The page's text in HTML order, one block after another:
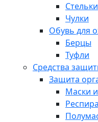
Стельки
Чулки
Обувь для
Берцы
Туфли
Средства
Защита
Маски